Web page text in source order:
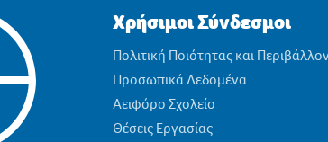
Χρήσιμοι Σύνδεσμοι
Πολιτική Ποιότητας και
Προσωπικά Δεδομένα
Αειφόρο Σχολείο
Θέσεις Εργασίας